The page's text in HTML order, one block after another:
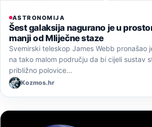
ASTRONOMIJA
Šest galaksija nagurano je u
manji od Mliječne staze
Svemirski teleskop James Webb pronašao
na tako malom području da bi cijeli sustav
približno polovice…
Kozmos.hr